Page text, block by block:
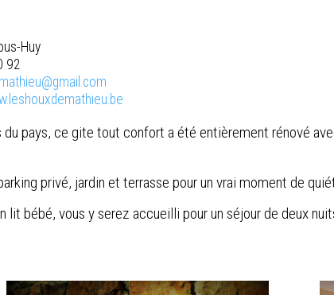
Huy
92
pays, ce gite tout confort a été entièrement rénové
privé, jardin et terrasse pour un vrai moment de
bébé, vous y serez accueilli pour un séjour de deux